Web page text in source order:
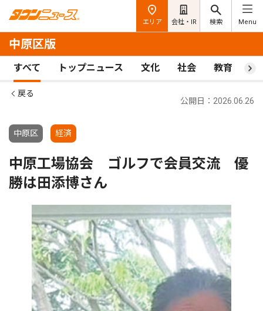
エリア 会社・IR 検索 Menu
中原区版
すべて トップニュース 文化 社会 教育 ス
戻る
中原区 経済
公開日：2026.06.26
中原工場協会 ゴルフで会員交流 優
勝は田添博さん